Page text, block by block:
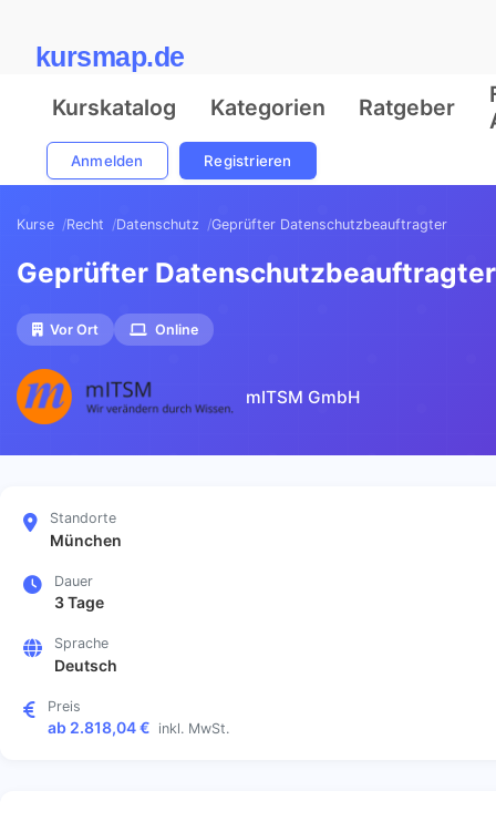
kursmap.de
Kurskatalog Kategorien Ratgeber
Anmelden Registrieren
Kurse Recht Datenschutz Geprüfter Datenschutzbeauftragter
Geprüfter Datenschutzbeauftragter
Vor Ort Online
mITSM GmbH
Standorte
München
Dauer
3 Tage
Sprache
Deutsch
Preis
ab 2.818,04 € inkl. MwSt.